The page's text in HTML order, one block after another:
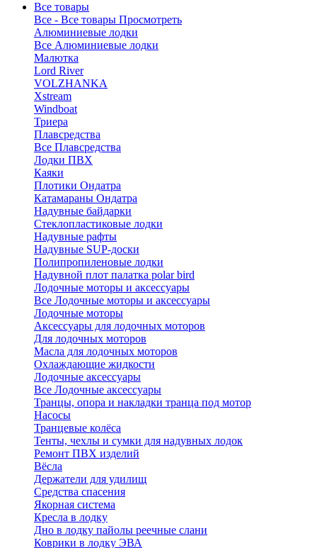
Все товары
Все - Все товары Просмотреть
Алюминиевые лодки
Все Алюминиевые лодки
Малютка
Lord River
VOLZHANKA
Xstream
Windboat
Триера
Плавсредства
Все Плавсредства
Лодки ПВХ
Каяки
Плотики Ондатра
Катамараны Ондатра
Надувные байдарки
Стеклопластиковые лодки
Надувные рафты
Надувные SUP-доски
Полипропиленовые лодки
Надувной плот палатка polar bird
Лодочные моторы и аксессуары
Все Лодочные моторы и аксессуары
Лодочные моторы
Аксессуары для лодочных моторов
Для лодочных моторов
Масла для лодочных моторов
Охлаждающие жидкости
Лодочные аксессуары
Все Лодочные аксессуары
Транцы, опора и накладки транца под мотор
Насосы
Транцевые колёса
Тенты, чехлы и сумки для надувных лодок
Ремонт ПВХ изделий
Вёсла
Держатели для удилищ
Средства спасения
Якорная система
Кресла в лодку
Дно в лодку пайолы реечные слани
Коврики в лодку ЭВА